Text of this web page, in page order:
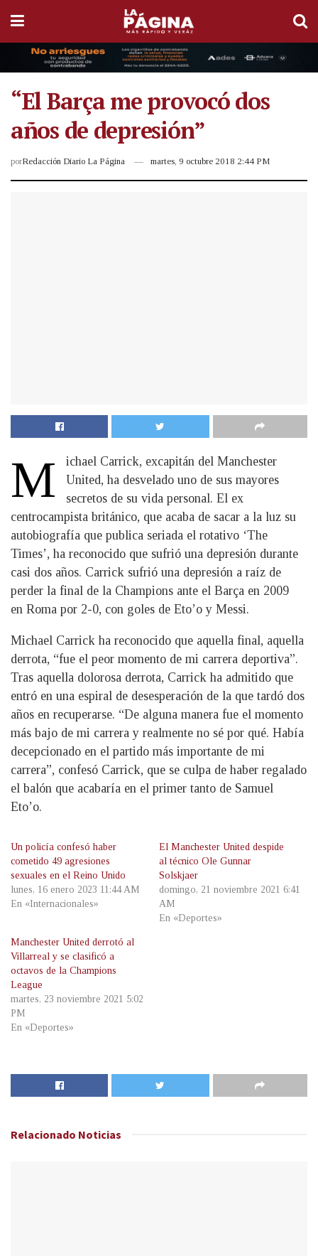
“El Barça me provocó dos
años de depresión”
porRedacción Diario La Página martes, 9 octubre 2018 2:44 PM
M
ichael Carrick, excapitán del Manchester
United, ha desvelado uno de sus mayores
secretos de su vida personal. El ex
centrocampista británico, que acaba de sacar a la luz su
autobiografía que publica seriada el rotativo ‘The
Times’, ha reconocido que sufrió una depresión durante
casi dos años. Carrick sufrió una depresión a raíz de
perder la final de la Champions ante el Barça en 2009
en Roma por 2-0, con goles de Eto’o y Messi.
Michael Carrick ha reconocido que aquella final, aquella
derrota, “fue el peor momento de mi carrera deportiva”.
Tras aquella dolorosa derrota, Carrick ha admitido que
entró en una espiral de desesperación de la que tardó dos
años en recuperarse. “De alguna manera fue el momento
más bajo de mi carrera y realmente no sé por qué. Había
decepcionado en el partido más importante de mi
carrera”, confesó Carrick, que se culpa de haber regalado
el balón que acabaría en el primer tanto de Samuel
Eto’o.
Un policía confesó haber
cometido 49 agresiones
sexuales en el Reino Unido
lunes, 16 enero 2023 11:44 AM
En «Internacionales»
El Manchester United despide
al técnico Ole Gunnar
Solskjaer
domingo, 21 noviembre 2021 6:41
AM
En «Deportes»
Manchester United derrotó al
Villarreal y se clasificó a
octavos de la Champions
League
martes, 23 noviembre 2021 5:02
PM
En «Deportes»
Relacionado Noticias